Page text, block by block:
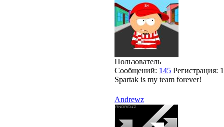
Пользователь
Сообщений: 145 Регистрация:
Spartak is my team forever!
Andrewz